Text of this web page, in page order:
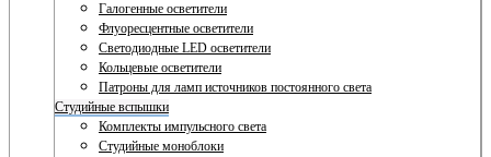
Галогенные осветители
Флуоресцентные осветители
Светодиодные LED осветители
Кольцевые осветители
Патроны для ламп источников постоянного света
Студийные вспышки
Комплекты импульсного света
Студийные моноблоки